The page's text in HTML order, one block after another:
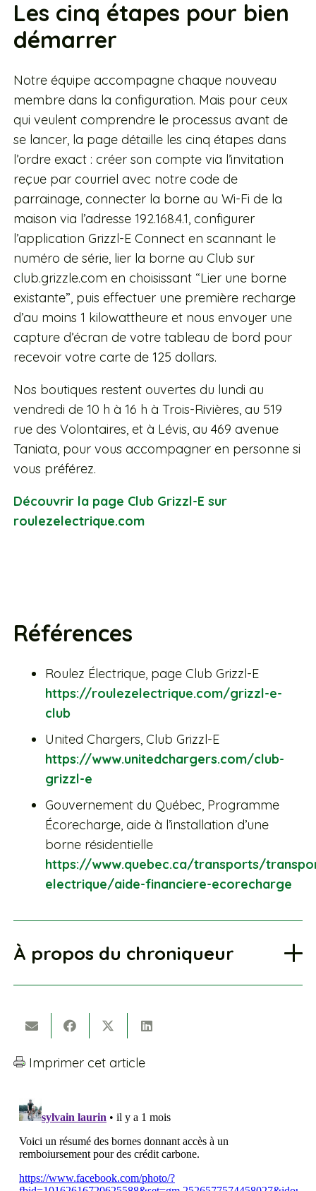
Les cinq étapes pour bien
démarrer
Notre équipe accompagne chaque nouveau
membre dans la configuration. Mais pour ceux
qui veulent comprendre le processus avant de
se lancer, la page détaille les cinq étapes dans
l’ordre exact : créer son compte via l’invitation
reçue par courriel avec notre code de
parrainage, connecter la borne au Wi-Fi de la
maison via l’adresse 192.168.4.1, configurer
l’application Grizzl-E Connect en scannant le
numéro de série, lier la borne au Club sur
club.grizzle.com en choisissant “Lier une borne
existante”, puis effectuer une première recharge
d’au moins 1 kilowattheure et nous envoyer une
capture d’écran de votre tableau de bord pour
recevoir votre carte de 125 dollars.
Nos boutiques restent ouvertes du lundi au
vendredi de 10 h à 16 h à Trois-Rivières, au 519
rue des Volontaires, et à Lévis, au 469 avenue
Taniata, pour vous accompagner en personne si
vous préférez.
Découvrir la page Club Grizzl-E sur
roulezelectrique.com
Références
Roulez Électrique, page Club Grizzl-E
https://roulezelectrique.com/grizzl-e-
club
United Chargers, Club Grizzl-E
https://www.unitedchargers.com/club-
grizzl-e
Gouvernement du Québec, Programme
Écorecharge, aide à l’installation d’une
borne résidentielle
https://www.quebec.ca/transports/
electrique/aide-financiere-ecorecharge
À propos du chroniqueur
Imprimer cet article